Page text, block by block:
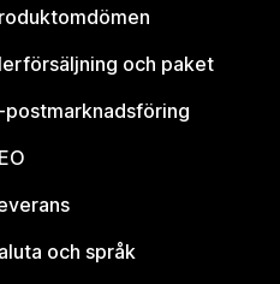
och paket
postmarknadsföring
och språk